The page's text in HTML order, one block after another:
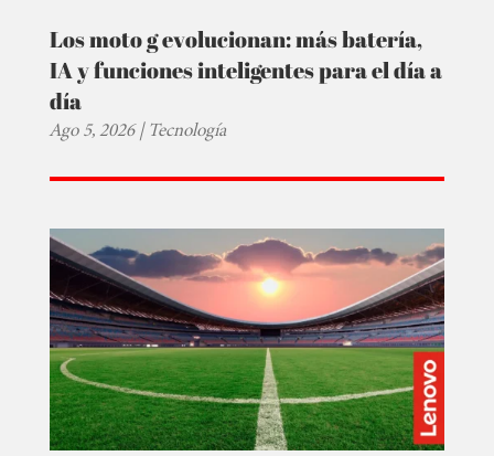
Los moto g evolucionan: más batería,
IA y funciones inteligentes para el día a
día
Ago 5, 2026|Tecnología